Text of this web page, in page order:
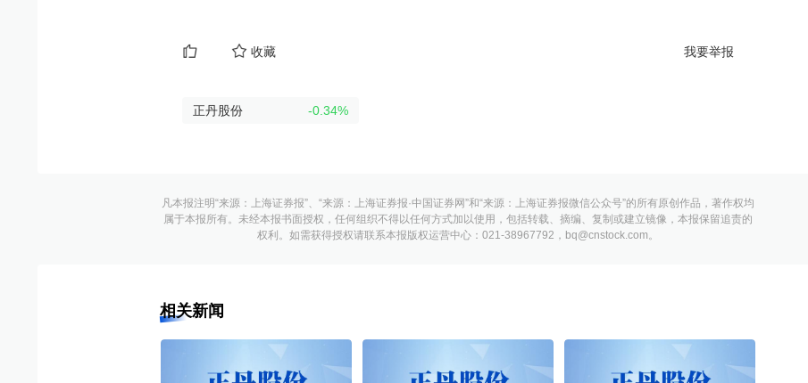
收藏 我要举报
正丹股份 -0.34%
凡本报注明“来源：上海证券报”、“来源：上海证券报·中国证券网”和“来源：上海证券报微信公众号”的所有原创作品，著作权均
属于本报所有。未经本报书面授权，任何组织不得以任何方式加以使用，包括转载、摘编、复制或建立镜像，本报保留追责的
权利。如需获得授权请联系本报版权运营中心：021-38967792，bq@cnstock.com。
相关新闻